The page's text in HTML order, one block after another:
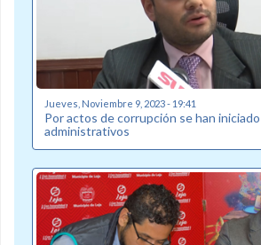
Jueves, Noviembre 9, 2023 - 19:41
Por actos de corrupción se han
administrativos